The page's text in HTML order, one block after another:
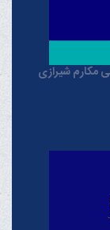
مکارم شیرازی